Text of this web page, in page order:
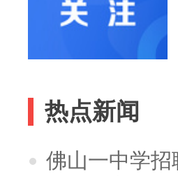
热点新闻
佛山一中学